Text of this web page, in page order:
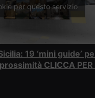
per questo servizio
19 ‘mini guide’
CLICCA PER